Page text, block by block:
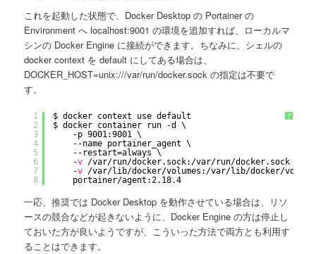
これを起動した状態で、Docker Desktop の Portainer の
Environment へ localhost:9001 の環境を追加すれば、ローカルマ
シンの Docker Engine に接続ができます。ちなみに、シェルの
docker context を default にしてある場合は、
DOCKER_HOST=unix:///var/run/docker.sock の指定は不要で
す。
?
1
2
3
4
5
6
7
8
$ docker context use default
$ docker container run -d \
-p 9001:9001 \
--name portainer_agent \
--restart=always \
-v /var/run/docker.sock: /var/run/docker.sock \
-v /var/lib/docker/volumes : /var/lib/docker/
portainer/agent :2.18.4
一応、推奨では Docker Desktop を動作させている場合は、リソ
ースの競合などが起きないように、Docker Engine の方は停止し
ておいた方が良いようですが、こういった方法で両方とも利用す
ることはできます。